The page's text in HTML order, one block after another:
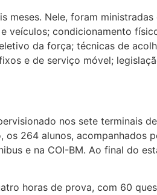
meses. Nele, foram ministradas
veículos; condicionamento
da força; técnicas de
e de serviço móvel;
nos sete terminais
264 alunos, acompanhados
e na COI-BM. Ao final do
horas de prova, com 60